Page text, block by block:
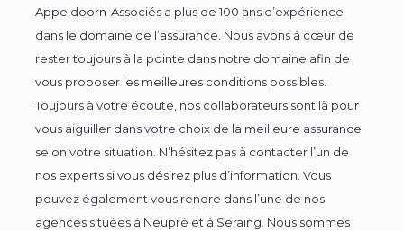
Appeldoorn-Associés a plus de 100 ans d’expérience
dans le domaine de l’assurance. Nous avons à cœur de
rester toujours à la pointe dans notre domaine afin de
vous proposer les meilleures conditions possibles.
Toujours à votre écoute, nos collaborateurs sont là pour
vous aiguiller dans votre choix de la meilleure assurance
selon votre situation. N’hésitez pas à contacter l’un de
nos experts si vous désirez plus d’information. Vous
pouvez également vous rendre dans l’une de nos
agences situées à Neupré et à Seraing. Nous sommes